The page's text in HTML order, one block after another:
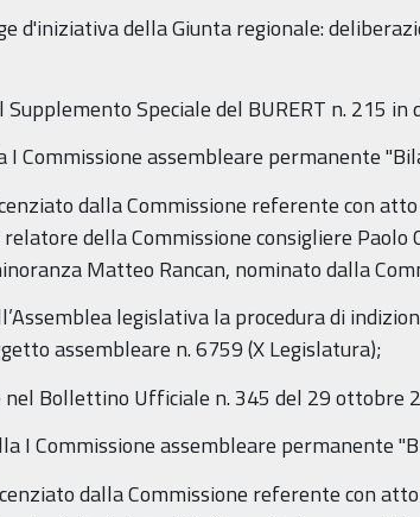
d'iniziativa della Giunta regionale:
Speciale del BURERT n. 215
I Commissione assembleare permanente
dalla Commissione referente con
della Commissione consigliere
Matteo Rancan, nominato dalla
legislativa la procedura di
assembleare n. 6759 (X Legislatura);
nel Bollettino Ufficiale n. 345 del 29 ottobre
I Commissione assembleare permanente
dalla Commissione referente con